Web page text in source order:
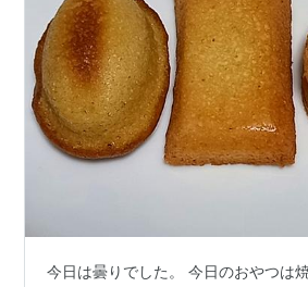
今日は曇りでした。 今日のおやつは